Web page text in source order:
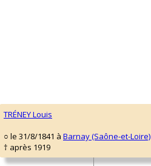
TRÉNEY Louis
○ le 31/8/1841 à Barnay (Saône-et-Loire)
† après 1919